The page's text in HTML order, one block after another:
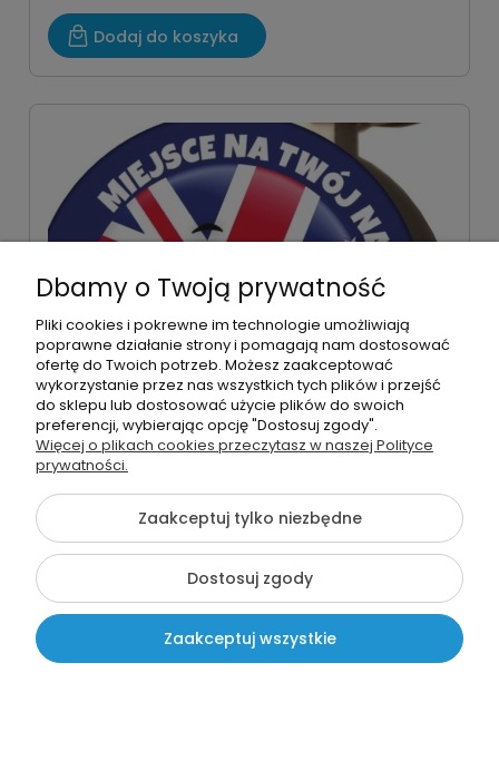
Dodaj do koszyka
EDUIDEA
Breloczek "BUZIA" (wzór 25) (rozmiar 58mm) +
twój napis
4,99 zł
Dodaj do koszyka
Dbamy o Twoją prywatność
Pliki cookies i pokrewne im technologie umożliwiają
poprawne działanie strony i pomagają nam dostosować
ofertę do Twoich potrzeb. Możesz zaakceptować
wykorzystanie przez nas wszystkich tych plików i przejść
do sklepu lub dostosować użycie plików do swoich
preferencji, wybierając opcję "Dostosuj zgody".
Więcej o plikach cookies przeczytasz w naszej Polityce
prywatności.
Zaakceptuj tylko niezbędne
Dostosuj zgody
Zaakceptuj wszystkie